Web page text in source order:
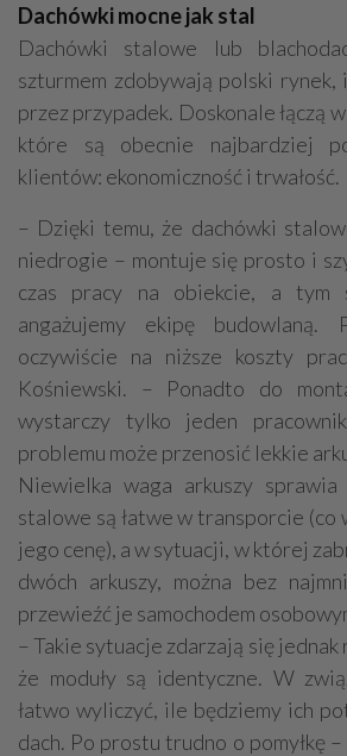
Dachówki mocne jak stal
Dachówki stalowe lub
szturmem zdobywają polski
przez przypadek. Doskonale łączą
które są obecnie najbardziej
klientów: ekonomiczność i trwałość.
– Dzięki temu, że dachówki
niedrogie – montuje się prosto i
czas pracy na obiekcie, a tym
angażujemy ekipę budowlaną.
oczywiście na niższe koszty
Kośniewski. – Ponadto do
wystarczy tylko jeden
problemu może przenosić lekkie
Niewielka waga arkuszy
stalowe są łatwe w transporcie (co
jego cenę), a w sytuacji, w której
dwóch arkuszy, można bez
przewieźć je samochodem
– Takie sytuacje zdarzają się jednak
że moduły są identyczne. W
łatwo wyliczyć, ile będziemy ich
dach. Po prostu trudno o pomyłkę